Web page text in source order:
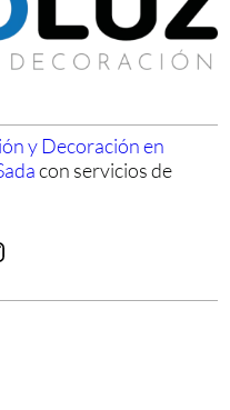
y Decoración en
con servicios de